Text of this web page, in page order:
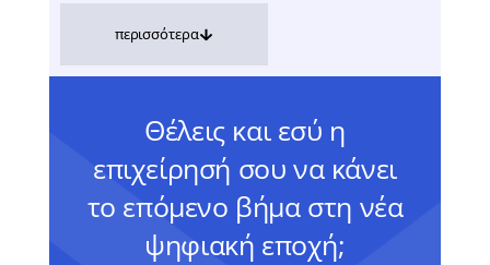
περισσότερα
Θέλεις και εσύ η
επιχείρησή σου να κάνει
το επόμενο βήμα στη νέα
ψηφιακή εποχή;